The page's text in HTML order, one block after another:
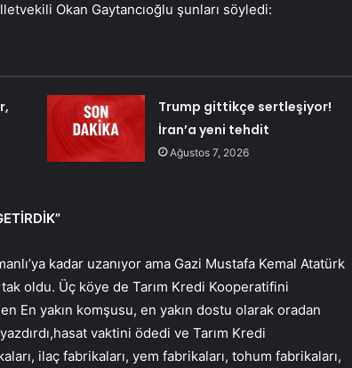
Okan Gaytancıoğlu şunları söyledi:
Trump gittikçe sertleşiyor!
İran’a yeni tehdit
Ağustos 7, 2026
kadar uzanıyor ama Gazi Mustafa Kemal Atatürk
oldu. Üç köye de Tarım Kredi Kooperatifini
En yakın komşusu, en yakın dostu olarak oradan
vaktini ödedi ve Tarım Kredi
ilaç fabrikaları, yem fabrikaları, tohum fabrikaları,